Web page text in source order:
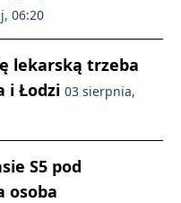
06:20
lekarską trzeba
i Łodzi 03 sierpnia,
S5 pod
osoba